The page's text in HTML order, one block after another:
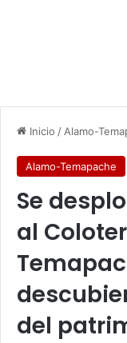
Inicio / Alamo-
Alamo-Temapache
Se
al
del